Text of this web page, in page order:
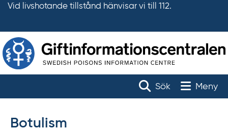
Vid livshotande tillstånd hänvisar vi till 112.
Sök Toggle
Meny
Botulism